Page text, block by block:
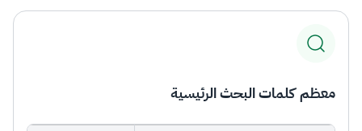
معظم كلمات البحث الرئيسية